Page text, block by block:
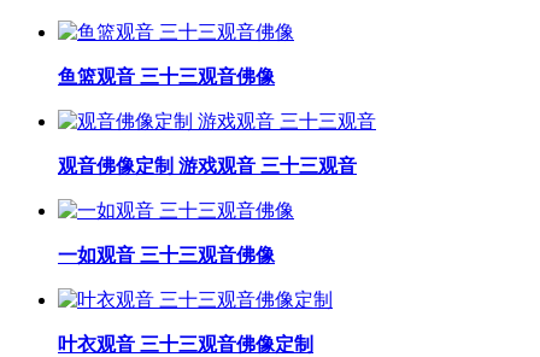
鱼篮观音 三十三观音佛像
观音佛像定制 游戏观音 三十三观音
一如观音 三十三观音佛像
叶衣观音 三十三观音佛像定制